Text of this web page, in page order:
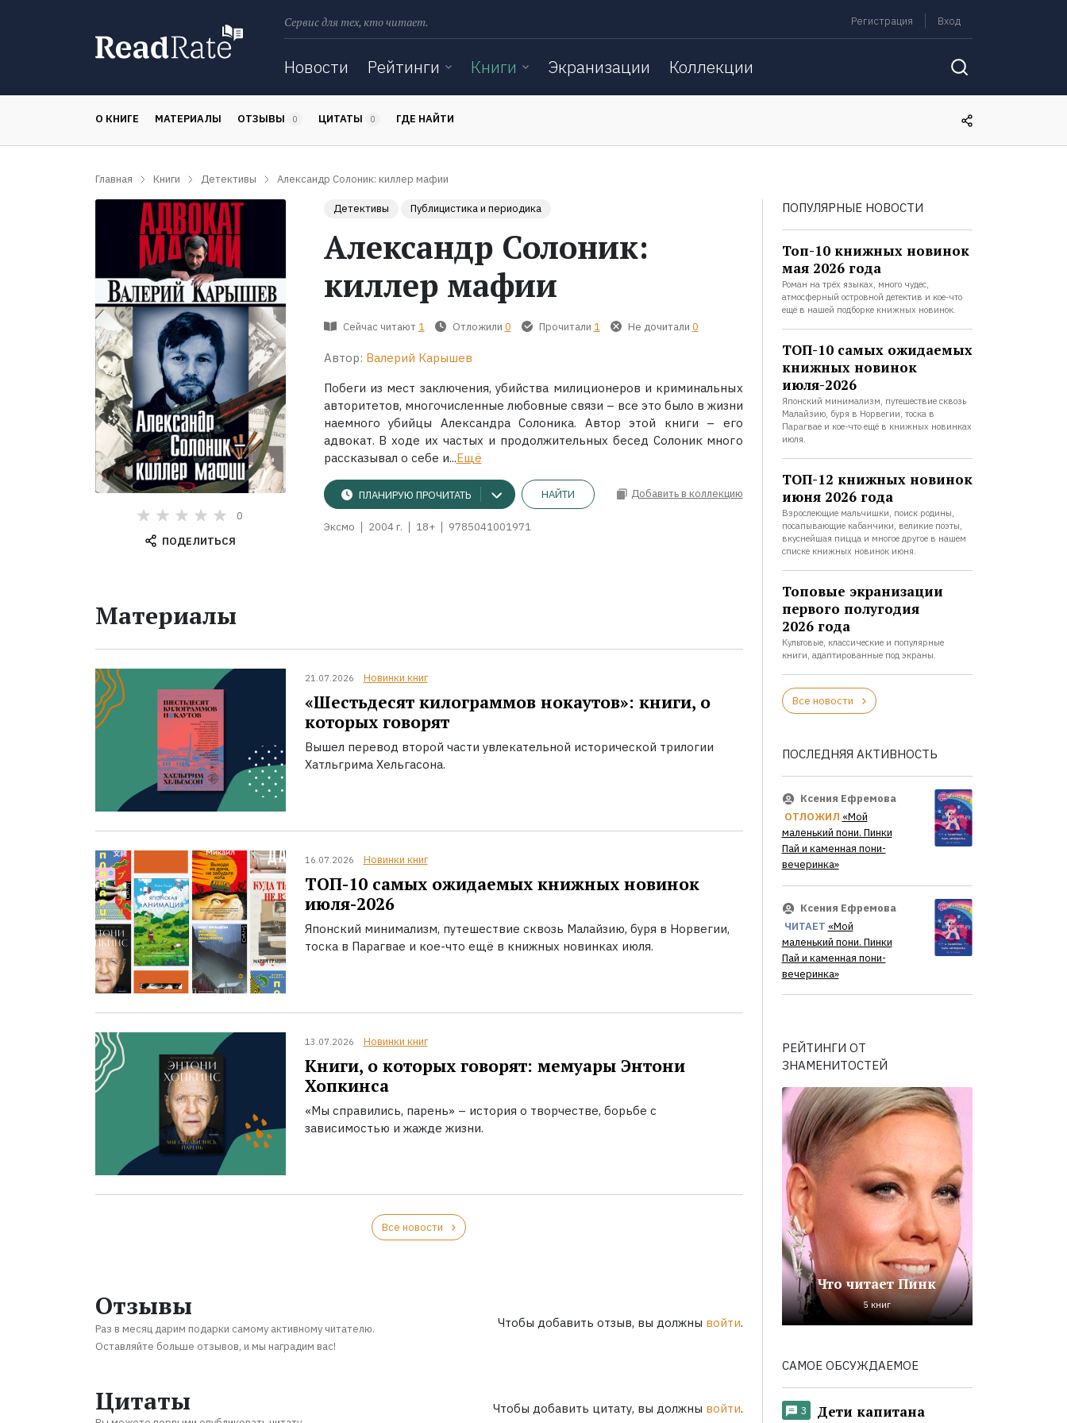
Сервис для тех, кто читает. Регистрация Вход
Новости Рейтинги Книги Экранизации Коллекции
О КНИГЕ МАТЕРИАЛЫ ОТЗЫВЫ 0 ЦИТАТЫ 0 ГДЕ НАЙТИ
Главная Книги Детективы Александр Солоник: киллер мафии
0
ПОДЕЛИТЬСЯ
Детективы Публицистика и периодика
Александр Солоник:
киллер мафии
Сейчас читают 1 Отложили 0 Прочитали 1 Не дочитали 0
Автор: Валерий Карышев
Побеги из мест заключения, убийства милиционеров и криминальных
авторитетов, многочисленные любовные связи – все это было в жизни
наемного убийцы Александра Солоника. Автор этой книги – его
адвокат. В ходе их частых и продолжительных бесед Солоник много
рассказывал о себе и...Ещё
ПЛАНИРУЮ ПРОЧИТАТЬ НАЙТИ Добавить в коллекцию
Эксмо 2004 г. 18+ 9785041001971
Материалы
21.07.2026 Новинки книг
«Шестьдесят килограммов нокаутов»: книги, о
которых говорят
Вышел перевод второй части увлекательной исторической трилогии
Хатльгрима Хельгасона.
16.07.2026 Новинки книг
ТОП-10 самых ожидаемых книжных новинок
июля-2026
Японский минимализм, путешествие сквозь Малайзию, буря в Норвегии,
тоска в Парагвае и кое-что ещё в книжных новинках июля.
13.07.2026 Новинки книг
Книги, о которых говорят: мемуары Энтони
Хопкинса
«Мы справились, парень» – история о творчестве, борьбе с
зависимостью и жажде жизни.
Все новости
Отзывы
Раз в месяц дарим подарки самому активному читателю.
Оставляйте больше отзывов, и мы наградим вас!
Чтобы добавить отзыв, вы должны войти.
Цитаты Чтобы добавить цитату, вы должны войти.
ПОПУЛЯРНЫЕ НОВОСТИ
Топ-10 книжных новинок
мая 2026 года
Роман на трёх языках, много чудес,
атмосферный островной детектив и кое-что
ещё в нашей подборке книжных новинок.
ТОП-10 самых ожидаемых
книжных новинок
июля-2026
Японский минимализм, путешествие сквозь
Малайзию, буря в Норвегии, тоска в
Парагвае и кое-что ещё в книжных новинках
июля.
ТОП-12 книжных новинок
июня 2026 года
Взрослеющие мальчишки, поиск родины,
посапывающие кабанчики, великие поэты,
вкуснейшая пицца и многое другое в нашем
списке книжных новинок июня.
Топовые экранизации
первого полугодия
2026 года
Культовые, классические и популярные
книги, адаптированные под экраны.
Все новости
ПОСЛЕДНЯЯ АКТИВНОСТЬ
Ксения Ефремова
ОТЛОЖИЛ «Мой
маленький пони. Пинки
Пай и каменная пони-
вечеринка»
Ксения Ефремова
ЧИТАЕТ «Мой
маленький пони. Пинки
Пай и каменная пони-
вечеринка»
РЕЙТИНГИ ОТ
ЗНАМЕНИТОСТЕЙ
Что читает Пинк
5 книг
САМОЕ ОБСУЖДАЕМОЕ
3
Дети капитана